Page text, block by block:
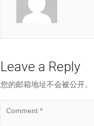
Leave a Reply
您的邮箱地址不会被公开。